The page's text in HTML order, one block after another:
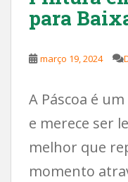
para
março 19, 2024
A Páscoa é
e merece ser
melhor que
momento